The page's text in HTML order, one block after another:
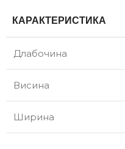
КАРАКТЕРИСТИКА
Длабочина
Висина
Ширина